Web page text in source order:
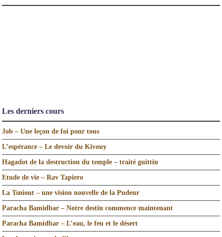
Les derniers cours
Job – Une leçon de foi pour tous
L’espérance – Le devoir du Kivouy
Hagadot de la destruction du temple – traité guittin
Etude de vie – Rav Tapiero
La Tsniout – une vision nouvelle de la Pudeur
Paracha Bamidbar – Notre destin commence maintenant
Paracha Bamidbar – L’eau, le feu et le désert